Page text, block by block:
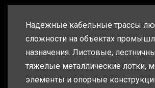
Надежные кабельные трассы
сложности на объектах
назначения. Листовые,
тяжелые металлические лотки,
элементы и опорные